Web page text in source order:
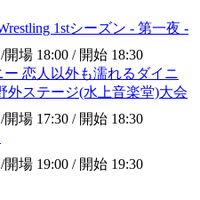
1stシーズン - 第一夜 -
/開場 18:00 / 開始 18:30
ー 恋人以外も濡れるダイニ
外ステージ(水上音楽堂)大会
/開場 17:30 / 開始 18:30
/開場 19:00 / 開始 19:30